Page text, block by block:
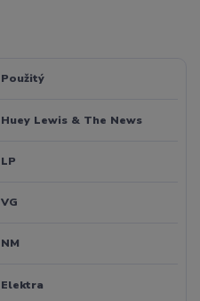
Použitý
Huey Lewis & The News
LP
VG
NM
Elektra